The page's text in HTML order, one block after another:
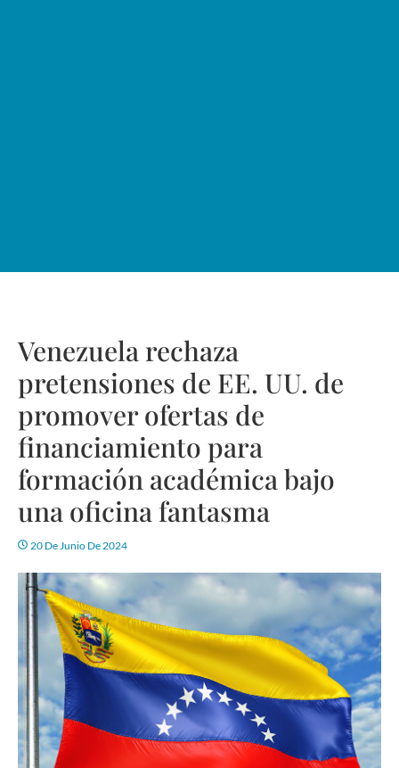
Venezuela rechaza
pretensiones de EE. UU. de
promover ofertas de
financiamiento para
formación académica bajo
una oficina fantasma
20 De Junio De 2024